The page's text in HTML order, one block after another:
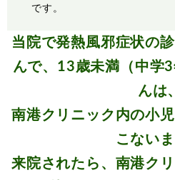
です。
当院で発熱風邪症状の
んで、13歳未満（中学
んは、
南港クリニック内の小
こないま
来院されたら、南港ク